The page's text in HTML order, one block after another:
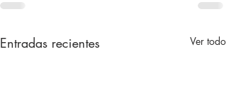
Entradas recientes Ver todo